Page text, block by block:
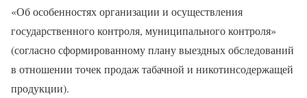
«Об особенностях организации и осуществления
государственного контроля, муниципального контроля»
(согласно сформированному плану выездных обследований
в отношении точек продаж табачной и никотинсодержащей
продукции).